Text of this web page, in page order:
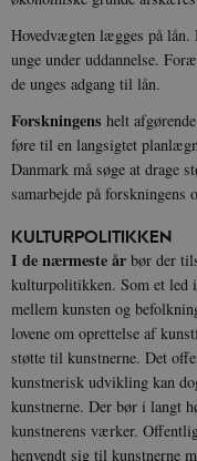
Hovedvægten lægges på
unge under uddannelse.
de unges adgang til lån.
Forskningens helt
føre til en langsigtet
Danmark må søge at drage
samarbejde på forskningens
KULTURPOLITIKKEN
I de nærmeste år bør der
kulturpolitikken. Som et led
mellem kunsten og
lovene om oprettelse af
støtte til kunstnerne. Det
kunstnerisk udvikling kan
kunstnerne. Der bør i langt
kunstnerens værker.
henvendt sig til kunstnerne